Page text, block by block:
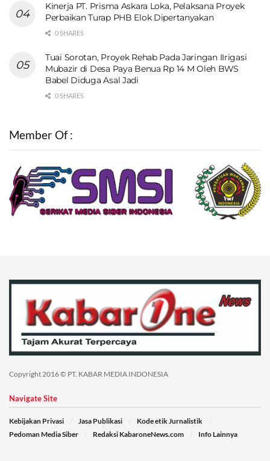
Kinerja PT. Prisma Askara Loka, Pelaksana Proyek
Perbaikan Turap PHB Elok Dipertanyakan
0 SHARES
Tuai Sorotan, Proyek Rehab Pada Jaringan IIrigasi
Mubazir di Desa Paya Benua Rp 14 M Oleh BWS
Babel Diduga Asal Jadi
0 SHARES
Member Of :
Copyright 2016 © PT. KABAR MEDIA INDONESIA
Navigate Site
Kebijakan Privasi Jasa Publikasi
Kode etik Jurnalistik
Pedoman Media Siber
Redaksi KabaroneNews.com Info Lainnya